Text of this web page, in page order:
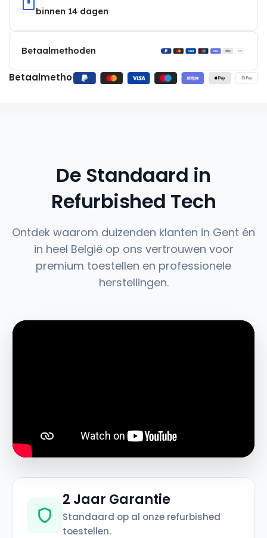
binnen 14 dagen
Betaalmethoden
Betaalmethoden:
De Standaard in
Refurbished Tech
Ontdek waarom duizenden klanten in Gent én
in heel België op ons vertrouwen voor
premium toestellen en professionele
herstellingen.
2 Jaar Garantie
Standaard op al onze refurbished
toestellen.